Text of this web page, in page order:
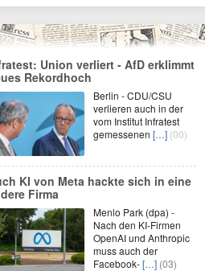
Union verliert - AfD erklimmt
Rekordhoch
Berlin - CDU/CSU
verlieren auch in der
vom Institut Infratest
gemessenen […] (00)
KI von Meta hackte sich in eine
Firma
Menlo Park (dpa) -
Nach den KI-Firmen
OpenAI und Anthropic
muss auch der
Facebook-[…] (03)